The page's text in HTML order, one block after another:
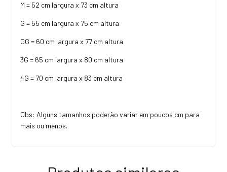
M = 52 cm largura x 73 cm altura
G = 55 cm largura x 75 cm altura
GG = 60 cm largura x 77 cm altura
3G = 65 cm largura x 80 cm altura
4G = 70 cm largura x 83 cm altura
Obs: Alguns tamanhos poderão variar em poucos cm para
mais ou menos.